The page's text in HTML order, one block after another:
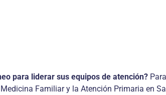
para liderar sus equipos de atención?
Familiar y la Atención Primaria en